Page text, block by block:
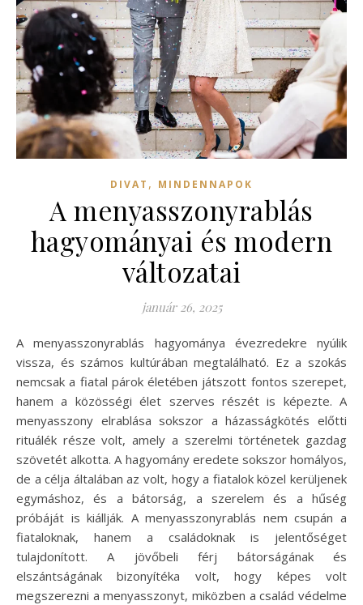
DIVAT , MINDENNAPOK
A menyasszonyrablás
hagyományai és modern
változatai
január 26, 2025
A menyasszonyrablás hagyománya évezredekre nyúlik
vissza, és számos kultúrában megtalálható. Ez a szokás
nemcsak a fiatal párok életében játszott fontos szerepet,
hanem a közösségi élet szerves részét is képezte. A
menyasszony elrablása sokszor a házasságkötés előtti
rituálék része volt, amely a szerelmi történetek gazdag
szövetét alkotta. A hagyomány eredete sokszor homályos,
de a célja általában az volt, hogy a fiatalok közel kerüljenek
egymáshoz, és a bátorság, a szerelem és a hűség
próbáját is kiállják. A menyasszonyrablás nem csupán a
fiataloknak, hanem a családoknak is jelentőséget
tulajdonított. A jövőbeli férj bátorságának és
elszántságának bizonyítéka volt, hogy képes volt
megszerezni a menyasszonyt, miközben a család védelme